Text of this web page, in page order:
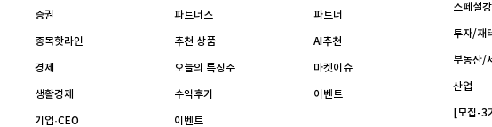
호 (랭킹100)
지역별채널
편성표
증권
종목핫라인
경제
생활경제
기업·CEO
파트너스
추천 상품
오늘의 특징주
수익후기
이벤트
파트너
AI추천
마켓이슈
이벤트
스페셜강
투자/재
부동산/
산업
[모집-3